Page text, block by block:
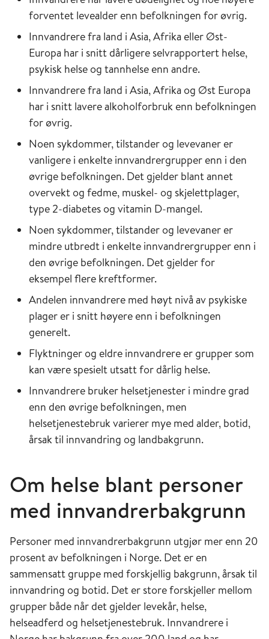
forventet levealder enn befolkningen for øvrig.
Innvandrere fra land i Asia, Afrika eller Øst-
Europa har i snitt dårligere selvrapportert helse,
psykisk helse og tannhelse enn andre.
Innvandrere fra land i Asia, Afrika og Øst Europa
har i snitt lavere alkoholforbruk enn befolkningen
for øvrig.
Noen sykdommer, tilstander og levevaner er
vanligere i enkelte innvandrergrupper enn i den
øvrige befolkningen. Det gjelder blant annet
overvekt og fedme, muskel- og skjelettplager,
type 2-diabetes og vitamin D-mangel.
Noen sykdommer, tilstander og levevaner er
mindre utbredt i enkelte innvandrergrupper enn i
den øvrige befolkningen. Det gjelder for
eksempel flere kreftformer.
Andelen innvandrere med høyt nivå av psykiske
plager er i snitt høyere enn i befolkningen
generelt.
Flyktninger og eldre innvandrere er grupper som
kan være spesielt utsatt for dårlig helse.
Innvandrere bruker helsetjenester i mindre grad
enn den øvrige befolkningen, men
helsetjenestebruk varierer mye med alder, botid,
årsak til innvandring og landbakgrunn.
Om helse blant personer
med innvandrerbakgrunn
Personer med innvandrerbakgrunn utgjør mer enn 20
prosent av befolkningen i Norge. Det er en
sammensatt gruppe med forskjellig bakgrunn, årsak til
innvandring og botid. Det er store forskjeller mellom
grupper både når det gjelder levekår, helse,
helseadferd og helsetjenestebruk. Innvandrere i